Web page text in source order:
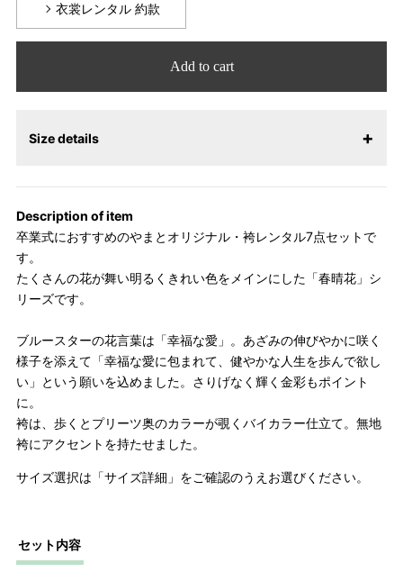
衣裳レンタル 約款
Add to cart
Size details
着物（二尺袖）
フリーサイズ
ストサイズは身長160cmです。
袴
サイズ 身長目安
袴の紐下丈の寸
法
153cm
160cm
長襦袢
Description of item
卒業式におすすめのやまとオリジナル・袴レンタル7点セットで
す。
たくさんの花が舞い明るくきれい色をメインにした「春晴花」シ
リーズです。
ブルースターの花言葉は「幸福な愛」。あざみの伸びやかに咲く
様子を添えて「幸福な愛に包まれて、健やかな人生を歩んで欲し
い」という願いを込めました。さりげなく輝く金彩もポイント
に。
袴は、歩くとプリーツ奥のカラーが覗くバイカラー仕立て。無地
袴にアクセントを持たせました。
サイズ選択は「サイズ詳細」をご確認のうえお選びください。
セット内容